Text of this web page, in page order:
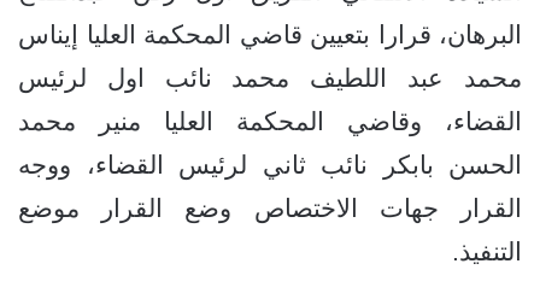
البرهان، قرارا بتعيين قاضي المحكمة العليا إيناس
محمد عبد اللطيف محمد نائب اول لرئيس
القضاء، وقاضي المحكمة العليا منير محمد
الحسن بابكر نائب ثاني لرئيس القضاء، ووجه
القرار جهات الاختصاص وضع القرار موضع
التنفيذ.